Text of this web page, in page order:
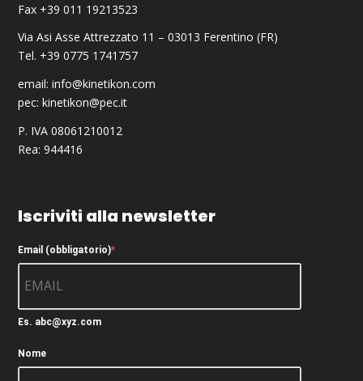
Fax +39 011 19213523
Via Asi Asse Attrezzato 11 – 03013 Ferentino (FR)
Tel. +39 0775 1741757
email:info@kinetikon.com
pec:kinetikon@pec.it
P. IVA 08061210012
Rea: 944416
Iscriviti alla newsletter
Email (obbligatorio)
Es. abc@xyz.com
Nome